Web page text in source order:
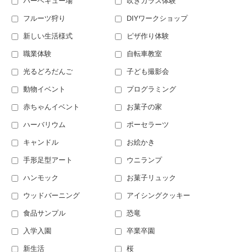
フルーツ狩り DIYワークショップ
新しい生活様式 ピザ作り体験
職業体験 自転車教室
光るどろだんご 子ども撮影会
動物イベント プログラミング
赤ちゃんイベント お菓子の家
ハーバリウム ポーセラーツ
キャンドル お絵かき
手形足型アート ウニランプ
ハンモック お菓子リュック
ウッドバーニング アイシングクッキー
食品サンプル 恐竜
入学入園 卒業卒園
新生活 桜